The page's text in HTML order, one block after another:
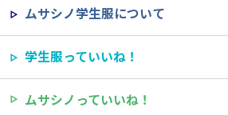
ムサシノ学生服について
学生服っていいね！
ムサシノっていいね！